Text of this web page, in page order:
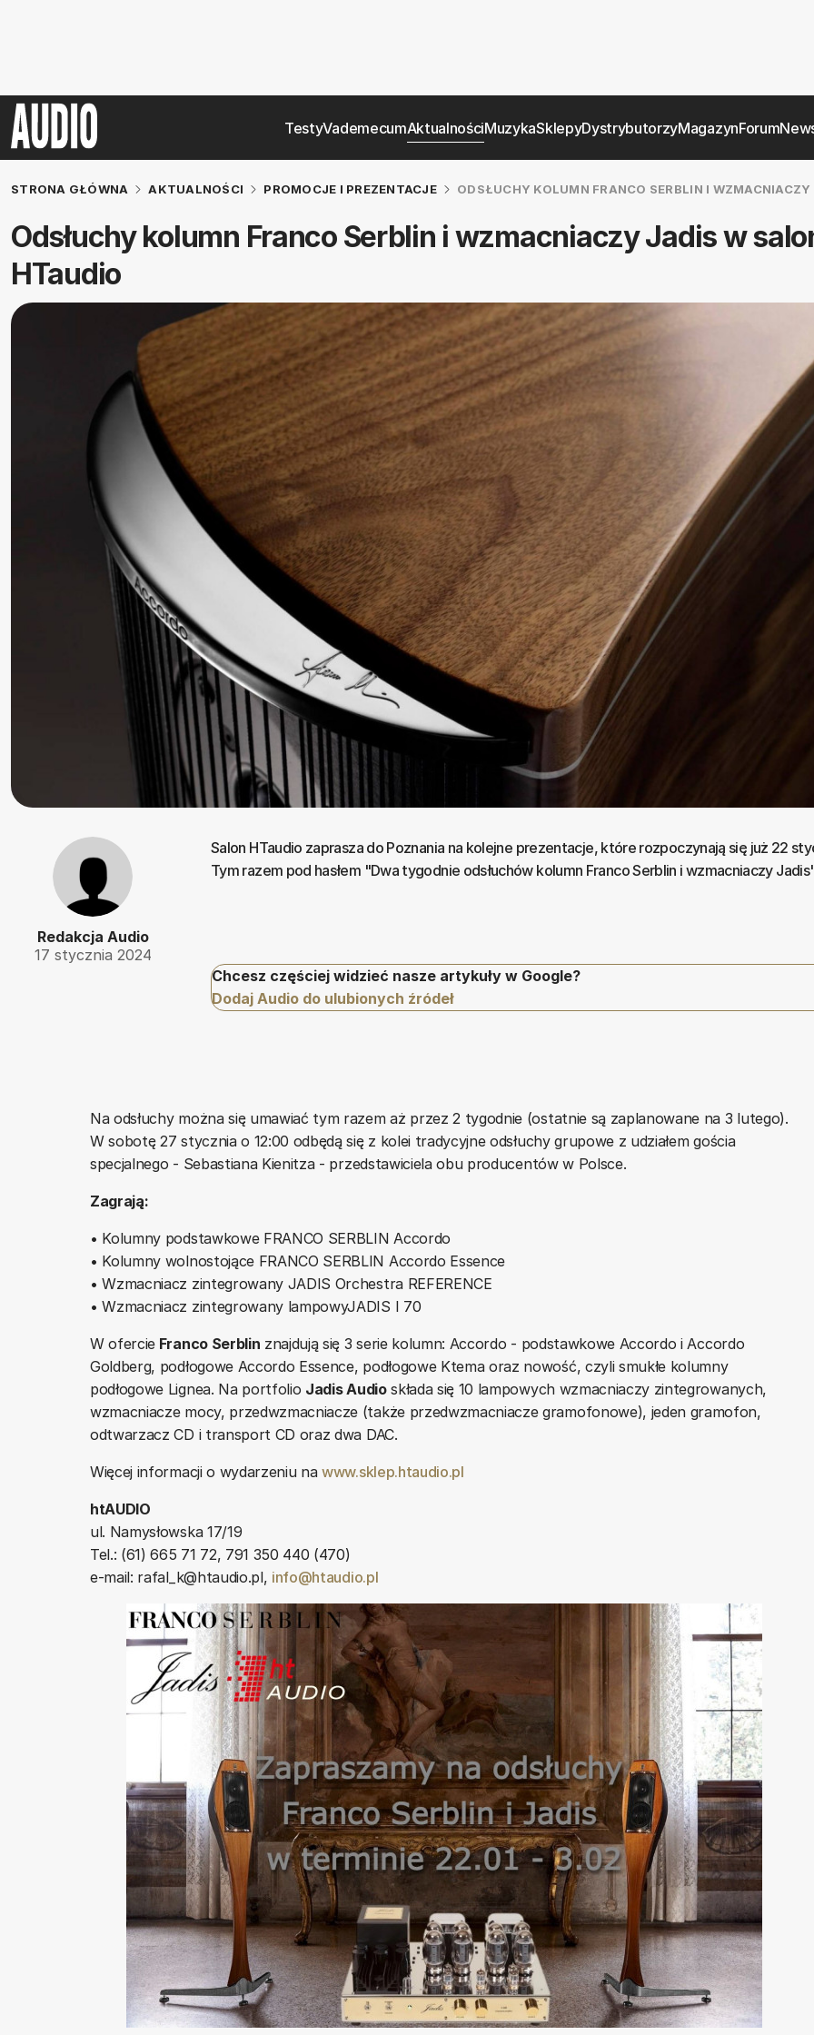
TestyVademecumAktualnościMuzykaSklepyDystrybutorzyMagazynForum
STRONA GŁÓWNA AKTUALNOŚCI PROMOCJE I PREZENTACJE ODSŁUCHY KOLUMN FRANCO SERBLIN I
Odsłuchy kolumn Franco Serblin i wzmacniaczy Jadis w
HTaudio
Redakcja Audio
17 stycznia 2024
Salon HTaudio zaprasza do Poznania na kolejne prezentacje, które rozpoczynają się już 22
Tym razem pod hasłem "Dwa tygodnie odsłuchów kolumn Franco Serblin i wzmacniaczy
Chcesz częściej widzieć nasze artykuły w Google?
Dodaj Audio do ulubionych źródeł
Na odsłuchy można się umawiać tym razem aż przez 2 tygodnie (ostatnie są zaplanowane na 3 lutego).
W sobotę 27 stycznia o 12:00 odbędą się z kolei tradycyjne odsłuchy grupowe z udziałem gościa
specjalnego - Sebastiana Kienitza - przedstawiciela obu producentów w Polsce.
Zagrają:
• Kolumny podstawkowe FRANCO SERBLIN Accordo
• Kolumny wolnostojące FRANCO SERBLIN Accordo Essence
• Wzmacniacz zintegrowany JADIS Orchestra REFERENCE
• Wzmacniacz zintegrowany lampowyJADIS I 70
W ofercie Franco Serblin znajdują się 3 serie kolumn: Accordo - podstawkowe Accordo i Accordo
Goldberg, podłogowe Accordo Essence, podłogowe Ktema oraz nowość, czyli smukłe kolumny
podłogowe Lignea. Na portfolio Jadis Audioskłada się 10 lampowych wzmacniaczy zintegrowanych,
wzmacniacze mocy, przedwzmacniacze (także przedwzmacniacze gramofonowe), jeden gramofon,
odtwarzacz CD i transport CD oraz dwa DAC.
Więcej informacji o wydarzeniu nawww.sklep.htaudio.pl
htAUDIO
ul. Namysłowska 17/19
Tel.: (61) 665 71 72, 791 350 440 (470)
e-mail: rafal_k@htaudio.pl, info@htaudio.pl